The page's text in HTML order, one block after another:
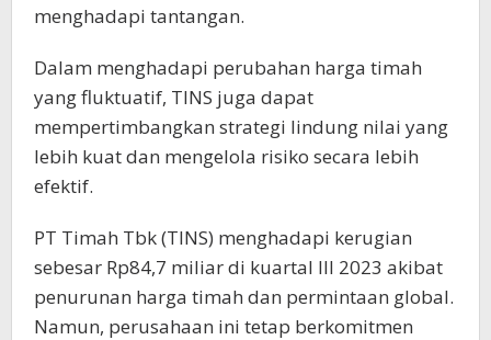
menghadapi tantangan.
Dalam menghadapi perubahan harga timah
yang fluktuatif, TINS juga dapat
mempertimbangkan strategi lindung nilai yang
lebih kuat dan mengelola risiko secara lebih
efektif.
PT Timah Tbk (TINS) menghadapi kerugian
sebesar Rp84,7 miliar di kuartal III 2023 akibat
penurunan harga timah dan permintaan global.
Namun, perusahaan ini tetap berkomitmen